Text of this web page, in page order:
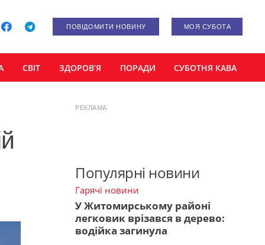
ПОВІДОМИТИ НОВИНУ МОЯ СУБОТА
СВІТ ЗДОРОВ’Я ПОРАДИ СУБОТНЯ КАВА
РЕКЛАМА
Популярні новини
Гарячі новини
У Житомирському районі
легковик врізався в дерево:
водійка загинула